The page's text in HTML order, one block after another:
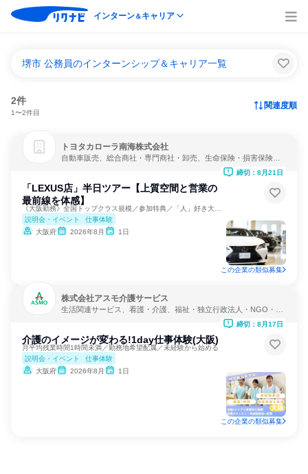
インターン＆キャリア
堺市 公務員のインターンシップ＆キャリア一覧
2件
1〜2件目
関連度順
トヨタカローラ南海株式会社
自動車販売、総合商社・専門商社・卸売、生命保険・損害保険・
「LEXUS店」半日ツアー【上質空間と営業の
最前線を体感】
説明会・イベント
仕事体験
大阪府
2026年8月 1日
締切：8月21日
この企業の類似募集
株式会社アスモ介護サービス
生活関連サービス、看護・介護、福祉・独立行政法人・NGO・N
介護のイメージが変わる!1day仕事体験(大阪)
月平均残業時間1時間未満／勤務地希望配属／未経験から始める
説明会・イベント
仕事体験
大阪府
2026年8月 1日
締切：8月17日
この企業の類似募集